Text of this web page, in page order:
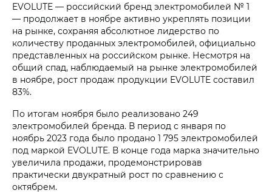
EVOLUTE — российский бренд электромобилей № 1
— продолжает в ноябре активно укреплять позиции
на рынке, сохраняя абсолютное лидерство по
количеству проданных электромобилей, официально
представленных на российском рынке. Несмотря на
общий спад, наблюдаемый на рынке электромобилей
в ноябре, рост продаж продукции EVOLUTE составил
83%.
По итогам ноября было реализовано 249
электромобилей бренда. В период с января по
ноябрь 2023 года было продано 1 795 электромобилей
под маркой EVOLUTE. В конце года марка значительно
увеличила продажи, продемонстрировав
практически двукратный рост по сравнению с
октябрем.